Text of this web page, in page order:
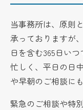
当事務所は、原則
承っておりますが
日を含む365日い
忙しく、平日の日
や早朝のご相談に
緊急のご相談や特